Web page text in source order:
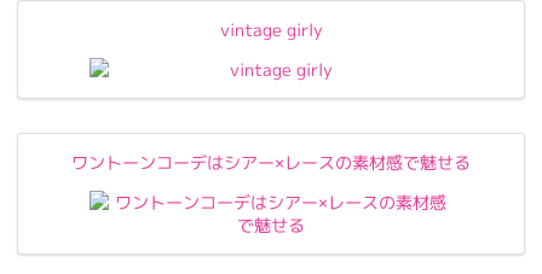
vintage girly
ワントーンコーデはシアー×レースの素材感で魅せる